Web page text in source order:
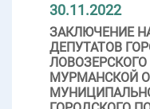
30.11.2022
ЗАКЛЮЧЕНИЕ
ДЕПУТАТОВ
МУРМАНСКОЙ